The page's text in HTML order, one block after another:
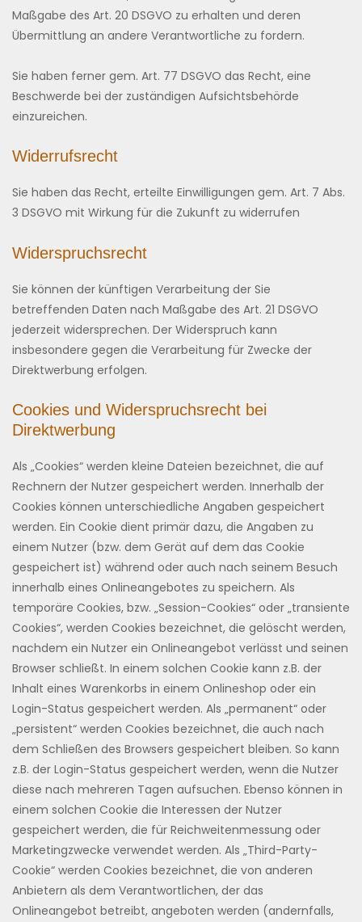
Maßgabe des Art. 20 DSGVO zu erhalten und deren
Übermittlung an andere Verantwortliche zu fordern.
Sie haben ferner gem. Art. 77 DSGVO das Recht, eine
Beschwerde bei der zuständigen Aufsichtsbehörde
einzureichen.
Widerrufsrecht
Sie haben das Recht, erteilte Einwilligungen gem. Art. 7 Abs.
3 DSGVO mit Wirkung für die Zukunft zu widerrufen
Widerspruchsrecht
Sie können der künftigen Verarbeitung der Sie
betreffenden Daten nach Maßgabe des Art. 21 DSGVO
jederzeit widersprechen. Der Widerspruch kann
insbesondere gegen die Verarbeitung für Zwecke der
Direktwerbung erfolgen.
Cookies und Widerspruchsrecht bei
Direktwerbung
Als „Cookies“ werden kleine Dateien bezeichnet, die auf
Rechnern der Nutzer gespeichert werden. Innerhalb der
Cookies können unterschiedliche Angaben gespeichert
werden. Ein Cookie dient primär dazu, die Angaben zu
einem Nutzer (bzw. dem Gerät auf dem das Cookie
gespeichert ist) während oder auch nach seinem Besuch
innerhalb eines Onlineangebotes zu speichern. Als
temporäre Cookies, bzw. „Session-Cookies“ oder „transiente
Cookies“, werden Cookies bezeichnet, die gelöscht werden,
nachdem ein Nutzer ein Onlineangebot verlässt und seinen
Browser schließt. In einem solchen Cookie kann z.B. der
Inhalt eines Warenkorbs in einem Onlineshop oder ein
Login-Status gespeichert werden. Als „permanent“ oder
„persistent“ werden Cookies bezeichnet, die auch nach
dem Schließen des Browsers gespeichert bleiben. So kann
z.B. der Login-Status gespeichert werden, wenn die Nutzer
diese nach mehreren Tagen aufsuchen. Ebenso können in
einem solchen Cookie die Interessen der Nutzer
gespeichert werden, die für Reichweitenmessung oder
Marketingzwecke verwendet werden. Als „Third-Party-
Cookie“ werden Cookies bezeichnet, die von anderen
Anbietern als dem Verantwortlichen, der das
Onlineangebot betreibt, angeboten werden (andernfalls,